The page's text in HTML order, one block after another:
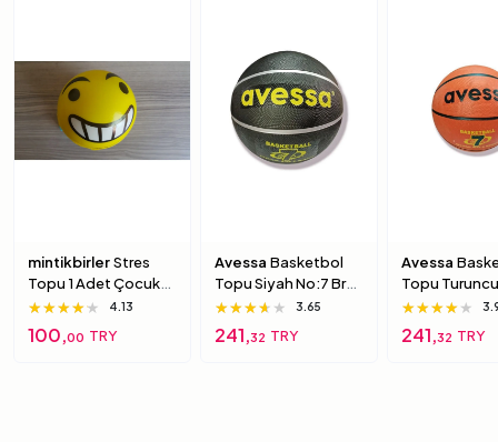
mintikbirlerStres
Topu 1 Adet Çocuk
Için Yumuşak
Süngerimsi Içi Dolu
Top 6 Numara
★★★★★
★★★★★
★★★★★ 4.13
100,00 TRY
Avessa Basketbol
Topu Siyah No:7 Brc-
7 7 Numara
★★★★★
★★★★★
★★★★★ 3.65
241,32 TRY
Avessa
Topu
Brc-7 5
★★★★★
★★★★★
★★★★★
241,32 TRY